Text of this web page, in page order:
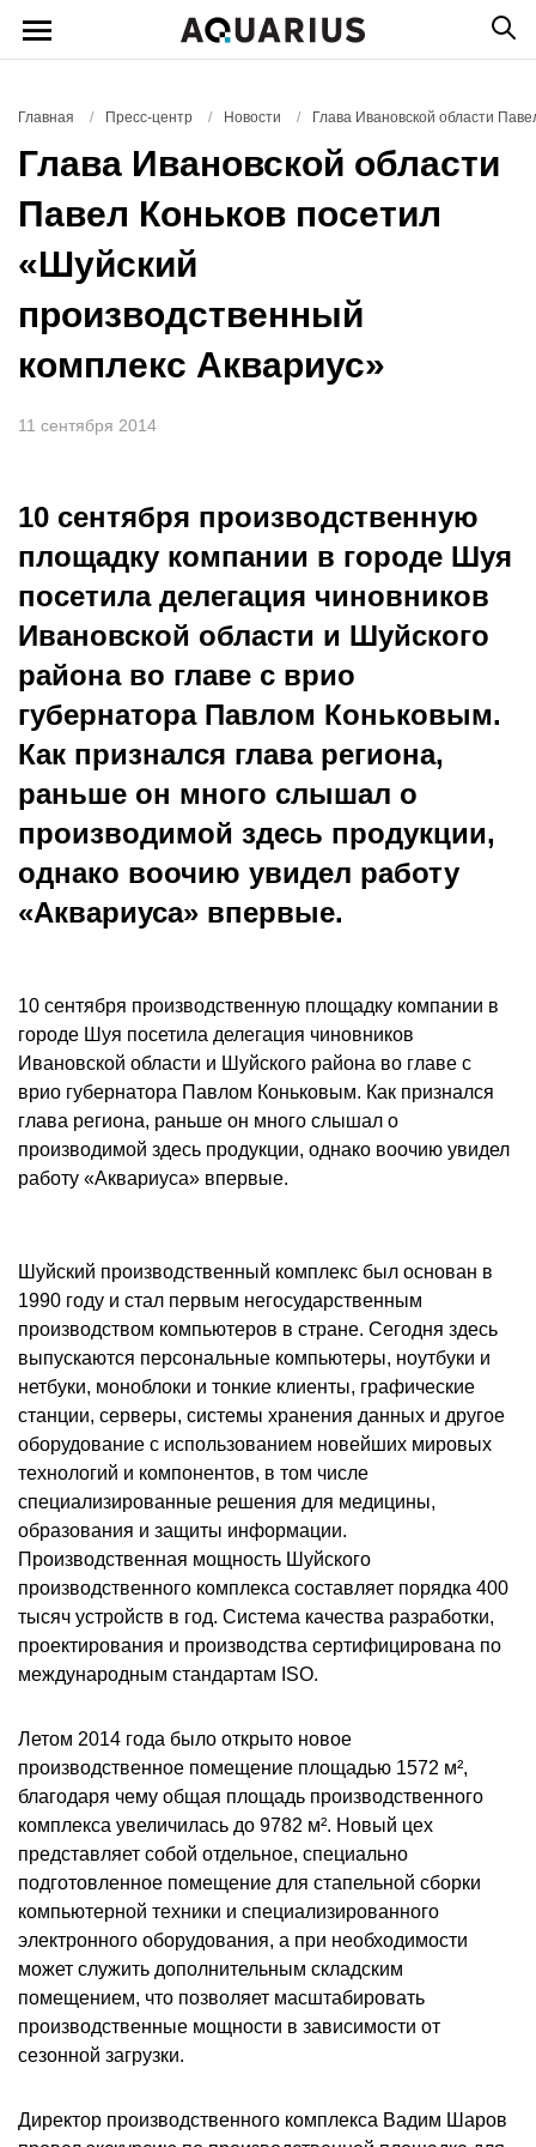
Главная / Пресс-центр / Новости / Глава Ивановской области
Глава Ивановской области
Павел Коньков посетил
«Шуйский
производственный
комплекс Аквариус»
11 сентября 2014
10 сентября производственную
площадку компании в городе Шуя
посетила делегация чиновников
Ивановской области и Шуйского
района во главе с врио
губернатора Павлом Коньковым.
Как признался глава региона,
раньше он много слышал о
производимой здесь продукции,
однако воочию увидел работу
«Аквариуса» впервые.
10 сентября производственную площадку компании в
городе Шуя посетила делегация чиновников
Ивановской области и Шуйского района во главе с
врио губернатора Павлом Коньковым. Как признался
глава региона, раньше он много слышал о
производимой здесь продукции, однако воочию увидел
работу «Аквариуса» впервые.
Шуйский производственный комплекс был основан в
1990 году и стал первым негосударственным
производством компьютеров в стране. Сегодня здесь
выпускаются персональные компьютеры, ноутбуки и
нетбуки, моноблоки и тонкие клиенты, графические
станции, серверы, системы хранения данных и другое
оборудование с использованием новейших мировых
технологий и компонентов, в том числе
специализированные решения для медицины,
образования и защиты информации.
Производственная мощность Шуйского
производственного комплекса составляет порядка 400
тысяч устройств в год. Система качества разработки,
проектирования и производства сертифицирована по
международным стандартам ISO.
Летом 2014 года было открыто новое
производственное помещение площадью 1572 м²,
благодаря чему общая площадь производственного
комплекса увеличилась до 9782 м². Новый цех
представляет собой отдельное, специально
подготовленное помещение для стапельной сборки
компьютерной техники и специализированного
электронного оборудования, а при необходимости
может служить дополнительным складским
помещением, что позволяет масштабировать
производственные мощности в зависимости от
сезонной загрузки.
Директор производственного комплекса Вадим Шаров